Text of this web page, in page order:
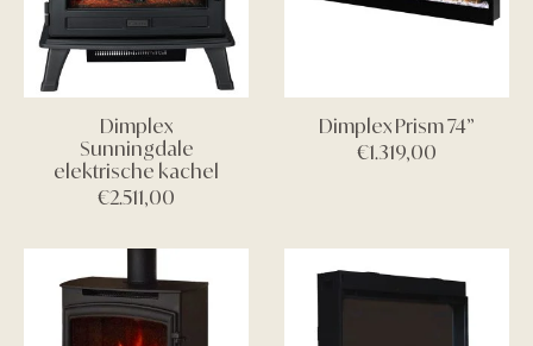
Dimplex
Sunningdale
elektrische kachel
€2.511,00
Dimplex Prism 74”
€1.319,00